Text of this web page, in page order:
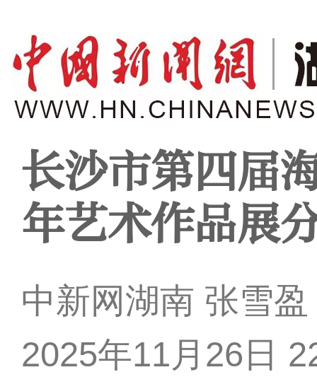
长沙市第四届
年艺术作品展
中新网湖南 张雪盈
2025年11月26日